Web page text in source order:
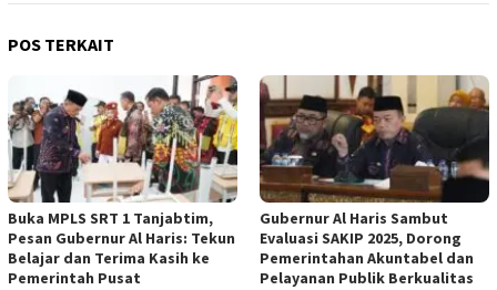
POS TERKAIT
Buka MPLS SRT 1 Tanjabtim,
Pesan Gubernur Al Haris: Tekun
Belajar dan Terima Kasih ke
Pemerintah Pusat
Gubernur Al Haris Sambut
Evaluasi SAKIP 2025, Dorong
Pemerintahan Akuntabel dan
Pelayanan Publik Berkualitas